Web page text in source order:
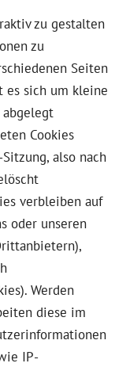
zu gestalten
zu
Seiten
es sich um kleine
Cookies
also nach
verbleiben auf
oder unseren
Werden
diese im
IP-